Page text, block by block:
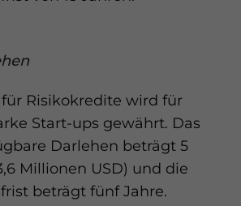
Risikokredite wird für
Start-ups gewährt. Das
Darlehen beträgt 5
Millionen USD) und die
beträgt fünf Jahre.